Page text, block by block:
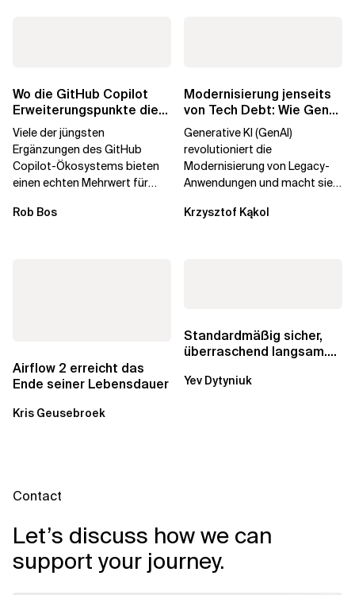
Wo die GitHub Copilot
Erweiterungspunkte die
Governance brechen
Viele der jüngsten
Ergänzungen des GitHub
Copilot-Ökosystems bieten
einen echten Mehrwert für
aber auch die...
Rob Bos
Modernisierung jenseits
von Tech Debt: Wie GenAI
die
Generative KI (GenAI)
revolutioniert die
Modernisierung von Legacy-
Anwendungen und macht sie
Durch die Automatisierung...
Krzysztof Kąkol
Airflow 2 erreicht das
Ende seiner Lebensdauer
Kris Geusebroek
Standardmäßig sicher,
überraschend langsam.
über die RDS...
Yev Dytyniuk
Contact
Let’s discuss how we can
support your journey.